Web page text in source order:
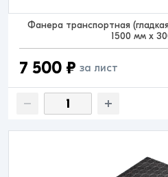
Фанера транспортная
1500 мм x
7 500 ₽ за лист